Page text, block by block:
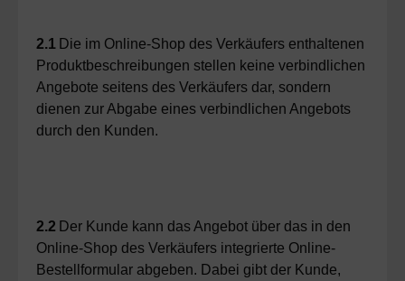
2.1 Die im Online-Shop des Verkäufers enthaltenen
Produktbeschreibungen stellen keine verbindlichen
Angebote seitens des Verkäufers dar, sondern
dienen zur Abgabe eines verbindlichen Angebots
durch den Kunden.
2.2 Der Kunde kann das Angebot über das in den
Online-Shop des Verkäufers integrierte Online-
Bestellformular abgeben. Dabei gibt der Kunde,